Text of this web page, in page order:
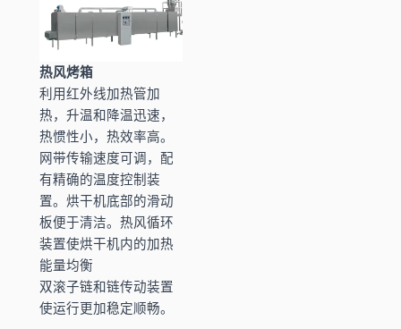
热风烤箱
利用红外线加热管加
热，升温和降温迅速，
热惯性小，热效率高。
网带传输速度可调，配
有精确的温度控制装
置。烘干机底部的滑动
板便于清洁。热风循环
装置使烘干机内的加热
能量均衡
双滚子链和链传动装置
使运行更加稳定顺畅。